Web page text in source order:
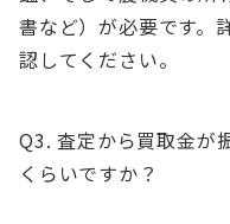
書など）が必要です。
認してください。
Q3. 査定から買取金が
くらいですか？